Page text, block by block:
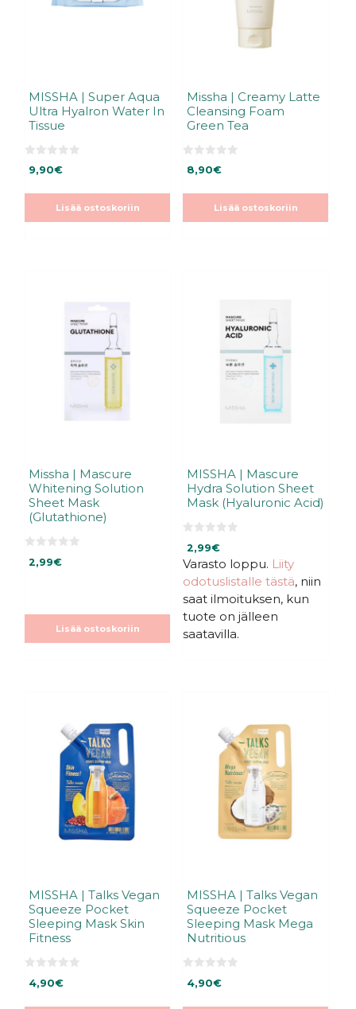
MISSHA | Super Aqua
Ultra Hyalron Water In
Tissue
5
s
9,90€
Lisää ostoskoriin
Missha | Creamy Latte
Cleansing Foam
Green Tea
5
s
8,90€
Lisää ostoskoriin
Missha | Mascure
Whitening Solution
Sheet Mask
(Glutathione)
52,99€
Lisää ostoskoriin
MISSHA | Mascure
Hydra Solution Sheet
Mask (Hyaluronic Acid)
5
:
s
t
2,99€
Varasto loppu. Liity
odotuslistalle tästä, niin
saat ilmoituksen, kun
tuote on jälleen
saatavilla.
MISSHA | Talks Vegan
Squeeze Pocket
Sleeping Mask Skin
Fitness
5
s
4,90€
MISSHA | Talks Vegan
Squeeze Pocket
Sleeping Mask Mega
Nutritious
5
s
4,90€